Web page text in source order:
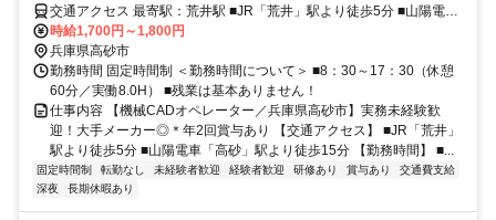
交通アクセス 最寄駅：荒井駅 ■JR「荒井」駅より徒歩5分 ■山陽電車
「高砂」駅より徒歩15分
時給1,700円～1,800円
兵庫県高砂市
勤務時間 固定時間制 ＜勤務時間について＞ ■8：30～17：30（休憩
60分／実働8.0H） ■残業は基本ありません！
仕事内容 【機械CADオペレーター／兵庫県高砂市】実務未経験歓
迎！大手メーカー◎＊年2回賞与あり 【交通アクセス】 ■JR「荒井」
駅より徒歩5分 ■山陽電車「高砂」駅より徒歩15分 【勤務時間】 ■...
固定時間制 転勤なし 未経験者歓迎 経験者歓迎 研修あり 賞与あり
交通費支給
深夜
長期休暇あり